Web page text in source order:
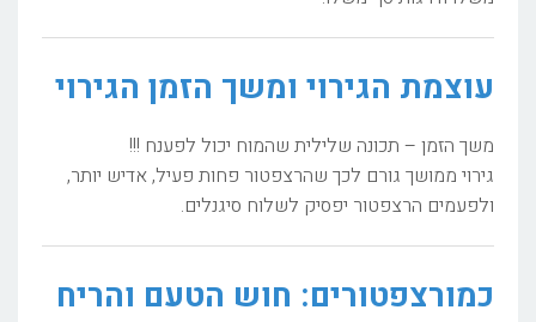
עוצמת הגירוי ומשך הזמן הגירוי
משך הזמן – תכונה שלילית שהמוח יכול לפענח !!!
גירוי ממושך גורם לכך שהרצפטור פחות פעיל, אדיש יותר,
ולפעמים הרצפטור יפסיק לשלוח סיגנלים.
כמורצפטורים: חוש הטעם והריח